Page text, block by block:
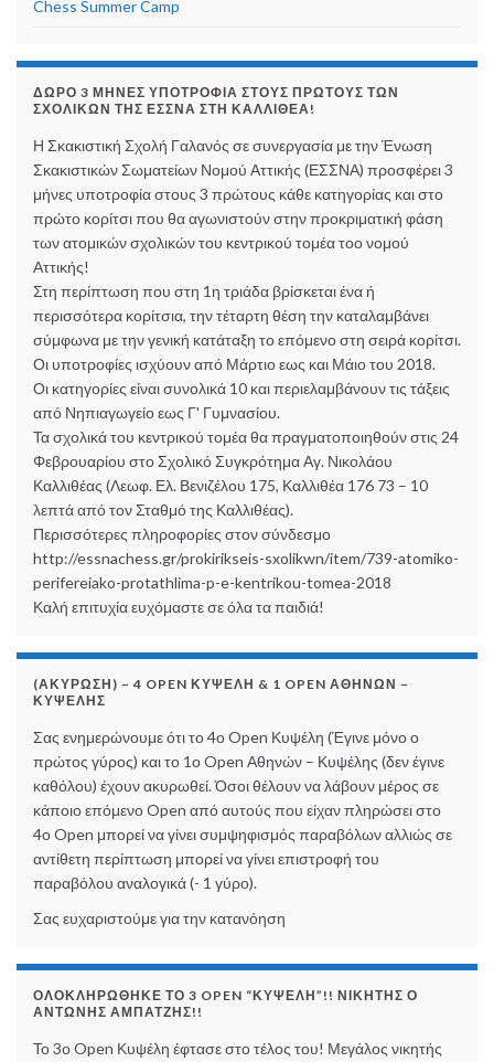
Chess Summer Camp
ΔΏΡΟ 3 ΜΉΝΕΣ ΥΠΟΤΡΟΦΊΑ ΣΤΟΥΣ ΠΡΏΤΟΥΣ ΤΩΝ
ΣΧΟΛΙΚΏΝ ΤΗΣ ΕΣΣΝΑ ΣΤΗ ΚΑΛΛΙΘΈΑ!
Η Σκακιστική Σχολή Γαλανός σε συνεργασία με την Ένωση
Σκακιστικών Σωματείων Νομού Αττικής (ΕΣΣΝΑ) προσφέρει 3
μήνες υποτροφία στους 3 πρώτους κάθε κατηγορίας και στο
πρώτο κορίτσι που θα αγωνιστούν στην προκριματική φάση
των ατομικών σχολικών του κεντρικού τομέα τοο νομού
Αττικής!
Στη περίπτωση που στη 1η τριάδα βρίσκεται ένα ή
περισσότερα κορίτσια, την τέταρτη θέση την καταλαμβάνει
σύμφωνα με την γενική κατάταξη το επόμενο στη σειρά κορίτσι.
Οι υποτροφίες ισχύουν από Μάρτιο εως και Μάιο του 2018.
Οι κατηγορίες είναι συνολικά 10 και περιελαμβάνουν τις τάξεις
από Νηπιαγωγείο εως Γ' Γυμνασίου.
Τα σχολικά του κεντρικού τομέα θα πραγματοποιηθούν στις 24
Φεβρουαρίου στο Σχολικό Συγκρότημα Αγ. Νικολάου
Καλλιθέας (Λεωφ. Ελ. Βενιζέλου 175, Καλλιθέα 176 73 – 10
λεπτά από τον Σταθμό της Καλλιθέας).
Περισσότερες πληροφορίες στον σύνδεσμο
http://essnachess.gr/prokirikseis-sxolikwn/item/739-atomiko-
perifereiako-protathlima-p-e-kentrikou-tomea-2018
Καλή επιτυχία ευχόμαστε σε όλα τα παιδιά!
(ΑΚΎΡΩΣΗ) – 4 OPEN ΚΥΨΈΛΗ & 1 OPEN ΑΘΗΝΏΝ –
ΚΥΨΈΛΗΣ
Σας ενημερώνουμε ότι το 4ο Open Κυψέλη (Έγινε μόνο ο
πρώτος γύρος) και το 1ο Open Αθηνών – Κυψέλης (δεν έγινε
καθόλου) έχουν ακυρωθεί. Όσοι θέλουν να λάβουν μέρος σε
κάποιο επόμενο Open από αυτούς που είχαν πληρώσει στο
4ο Open μπορεί να γίνει συμψηφισμός παραβόλων αλλιώς σε
αντίθετη περίπτωση μπορεί να γίνει επιστροφή του
παραβόλου αναλογικά (- 1 γύρο).
Σας ευχαριστούμε για την κατανόηση
ΟΛΟΚΛΗΡΩΘΗΚΕ ΤΟ 3 OPEN “ΚΥΨΕΛΗ”!! ΝΙΚΗΤΗΣ Ο
ΑΝΤΩΝΗΣ ΑΜΠΑΤΖΗΣ!!
Το 3ο Open Κυψέλη έφτασε στο τέλος του! Μεγάλος νικητής